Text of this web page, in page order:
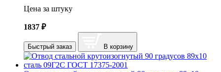
Цена за штуку
1837 ₽
Быстрый заказ В корзину